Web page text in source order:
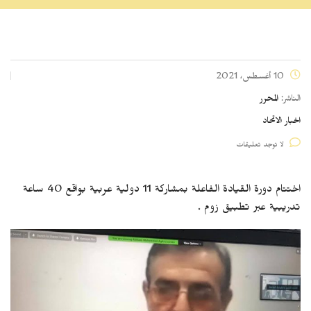
الناشر: المحرر
اخبار الاتحاد
لا توجد تعليقات
اختتام دورة القيادة الفاعلة بمشاركة 11 دولية عربية بواقع 40 ساعة
تدريبية عبر تطبيق زوم .